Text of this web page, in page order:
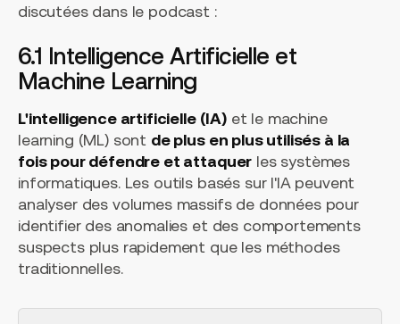
discutées dans le podcast :
6.1 Intelligence Artificielle et
Machine Learning
L'intelligence artificielle (IA)et le machine
learning (ML) sont de plus en plus utilisés à la
fois pour défendre et attaquer les systèmes
informatiques. Les outils basés sur l'IA peuvent
analyser des volumes massifs de données pour
identifier des anomalies et des comportements
suspects plus rapidement que les méthodes
traditionnelles.